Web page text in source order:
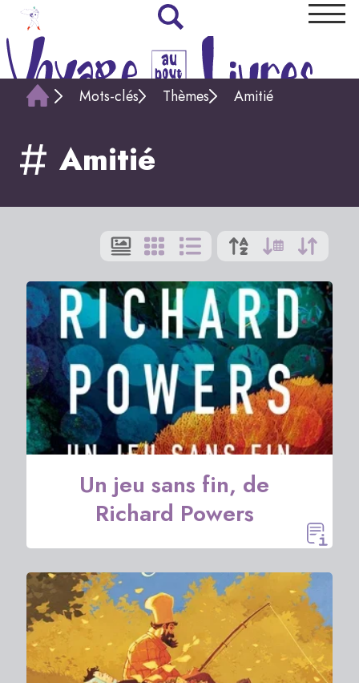
Mots-clés Thèmes Amitié
Amitié
1
2
>
Un jeu sans fin, de
Richard Powers